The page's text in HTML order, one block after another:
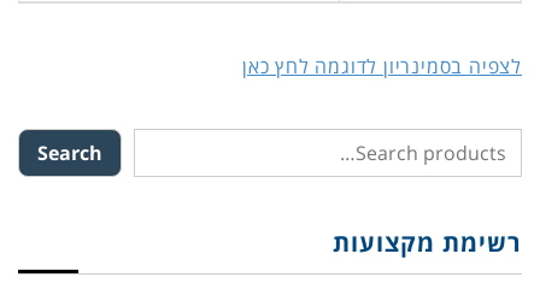
לצפיה בסמינריון לדוגמה לחץ כאן
Search
רשימת מקצועות